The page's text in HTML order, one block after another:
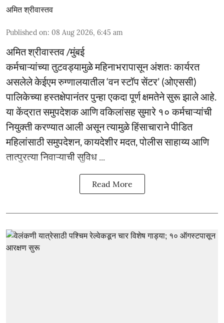
अमित श्रीवास्तव
Published on: 08 Aug 2026, 6:45 am
अमित श्रीवास्तव /मुंबई
कर्मचाऱ्यांच्या तुटवड्यामुळे महिनाभरापासून अंशतः कार्यरत
असलेले केईएम रुग्णालयातील ‘वन स्टॉप सेंटर’ (ओएससी)
पालिकेच्या हस्तक्षेपानंतर पुन्हा एकदा पूर्ण क्षमतेने सुरू झाले आहे.
या केंद्रात समुपदेशक आणि वकिलांसह सुमारे १० कर्मचाऱ्यांची
नियुक्ती करण्यात आली असून त्यामुळे हिंसाचाराने पीडित
महिलांसाठी समुपदेशन, कायदेशीर मदत, पोलीस साहाय्य आणि
तात्पुरत्या निवाऱ्याची सुविध ...
Read More